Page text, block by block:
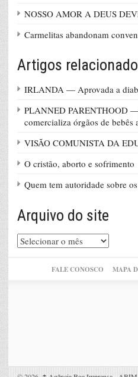
NOSSO AMOR A DEUS
Carmelitas abandonam
Artigos
IRLANDA — Aprovada a
PLANNED PARENTHOOD
comercializa órgãos de bebês
VISÃO COMUNISTA DA
O cristão, aborto e sofrimento
Quem tem autoridade sobre
Arquivo do site
Arquivo
do
FALE CONOSCO MAPA